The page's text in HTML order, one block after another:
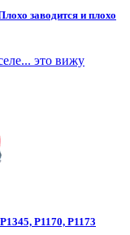
заводится и плохо
это вижу
P1170, P1173